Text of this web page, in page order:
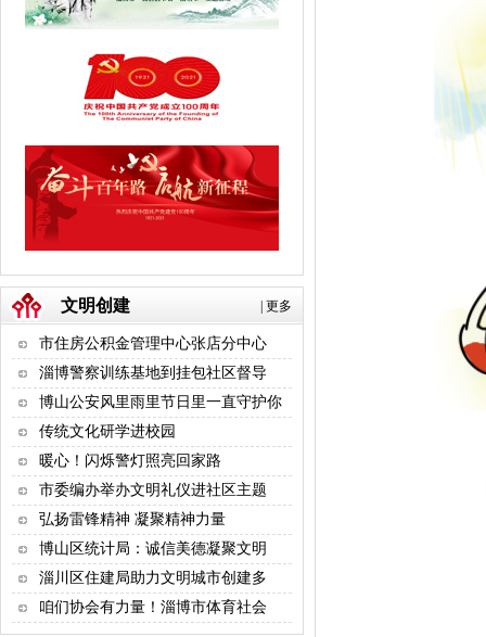
更多
文明创建
市住房公积金管理中心张店分中心
淄博警察训练基地到挂包社区督导
博山公安风里雨里节日里一直守护你
传统文化研学进校园
暖心！闪烁警灯照亮回家路
市委编办举办文明礼仪进社区主题
弘扬雷锋精神 凝聚精神力量
博山区统计局：诚信美德凝聚文明
淄川区住建局助力文明城市创建多
咱们协会有力量！淄博市体育社会